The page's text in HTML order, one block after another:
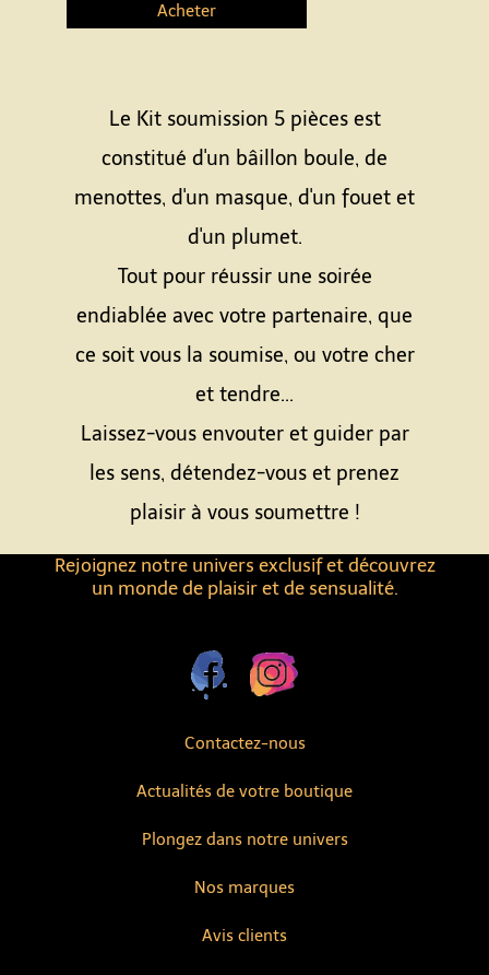
Contactez-nous
Actualités de votre boutique
Avis clients
Nos marques
Rejoignez notre univers exclusif et découvrez
un monde de plaisir et de sensualité.
Plongez dans notre univers
Acheter
Le Kit soumission 5 pièces est
constitué d'un bâillon boule, de
menottes, d'un masque, d'un fouet et
d'un plumet.
Tout pour réussir une soirée
endiablée avec votre partenaire, que
ce soit vous la soumise, ou votre cher
et tendre...
Laissez-vous envouter et guider par
les sens, détendez-vous et prenez
plaisir à vous soumettre !